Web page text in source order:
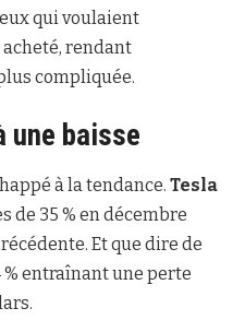
qui voulaient
acheté, rendant
compliquée.
une baisse
à la tendance. Tesla
de 35 % en décembre
Et que dire de
% entraînant une perte